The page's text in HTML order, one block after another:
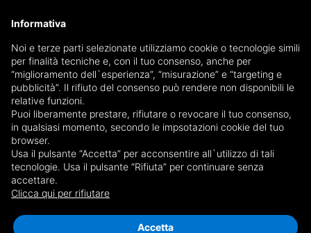
Detached houses for sale in Matera
Choose the city orsee all 4 ads of detached houses in the
province of Matera
Sale Rent
Properties Commercial
Attic and Mansard
Informativa
Noi e terze parti selezionate utilizziamo cookie o tecnologie simili
per finalità tecniche e, con il tuo consenso, anche per
“miglioramento dell`esperienza”, “misurazione” e “targeting e
pubblicità”. Il rifiuto del consenso può rendere non disponibili le
relative funzioni.
Puoi liberamente prestare, rifiutare o revocare il tuo consenso,
in qualsiasi momento, secondo le impsotazioni cookie del tuo
browser.
Usa il pulsante “Accetta” per acconsentire all`utilizzo di tali
tecnologie. Usa il pulsante “Rifiuta” per continuare senza
accettare.
Clicca qui per rifiutare
Accetta